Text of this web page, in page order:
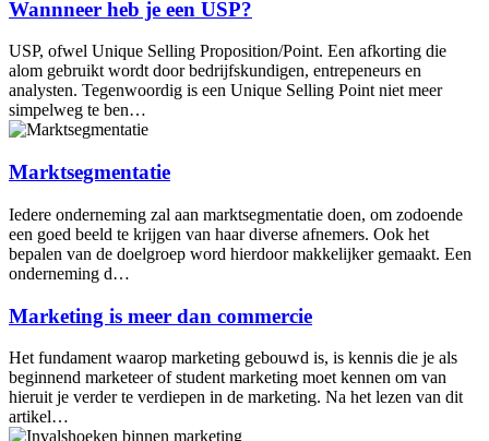
Wannneer heb je een USP?
USP, ofwel Unique Selling Proposition/Point. Een afkorting die
alom gebruikt wordt door bedrijfskundigen, entrepeneurs en
analysten. Tegenwoordig is een Unique Selling Point niet meer
simpelweg te ben…
Marktsegmentatie
Iedere onderneming zal aan marktsegmentatie doen, om zodoende
een goed beeld te krijgen van haar diverse afnemers. Ook het
bepalen van de doelgroep word hierdoor makkelijker gemaakt. Een
onderneming d…
Marketing is meer dan commercie
Het fundament waarop marketing gebouwd is, is kennis die je als
beginnend marketeer of student marketing moet kennen om van
hieruit je verder te verdiepen in de marketing. Na het lezen van dit
artikel…